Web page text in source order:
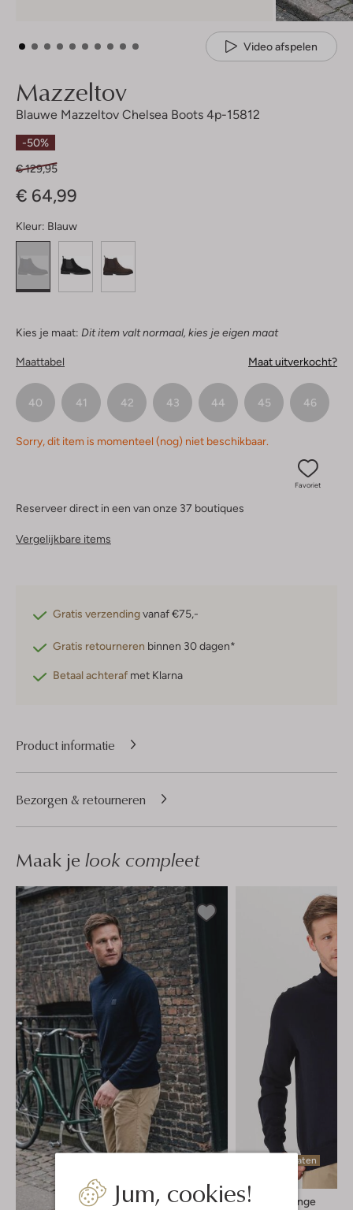
Jum, cookies!
Video afspelen
Mazzeltov
Blauwe Mazzeltov Chelsea Boots 4p-15812
-50%
€ 129,95
€ 64,99
Kleur: Blauw
Kies je maat: Dit item valt normaal, kies je eigen maat
Maattabel Maat uitverkocht?
40 41 42 43 44 45 46
Sorry, dit item is momenteel (nog) niet beschikbaar.
Favoriet
Reserveer direct in een van onze 37 boutiques
Vergelijkbare items
Gratis verzendingvanaf €75,-
Gratis retourneren binnen 30 dagen*
Betaal achteraf met Klarna
Product informatie
Bezorgen & retourneren
Maak je look compleet
Laatste maten
Boss Orange